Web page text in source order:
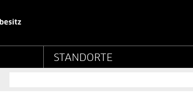
- Stiftung
STANDORTE